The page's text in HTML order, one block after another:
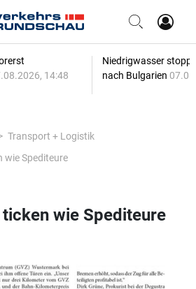
14:48
Niedrigwasser
nach Bulgarien
Transport + Logistik
wie Spediteure
wie Spediteure